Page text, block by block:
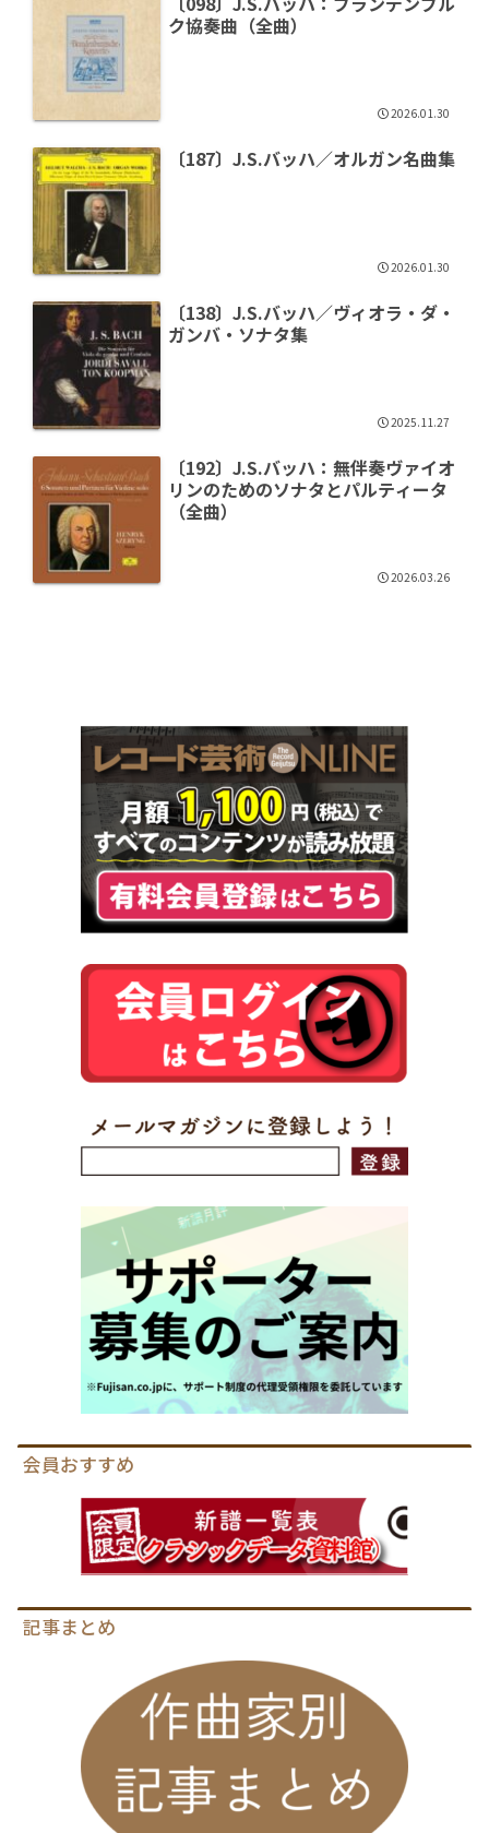
ク協奏曲（全曲）
2026.01.30
〔187〕J.S.バッハ／オルガン名曲集
2026.01.30
〔138〕J.S.バッハ／ヴィオラ・ダ・
ガンバ・ソナタ集
2025.11.27
〔192〕J.S.バッハ：無伴奏ヴァイオ
リンのためのソナタとパルティータ
（全曲）
2026.03.26
会員おすすめ
記事まとめ